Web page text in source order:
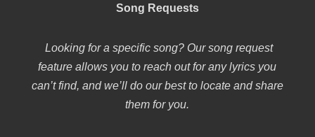
Song Requests
Looking for a specific song? Our song request
feature allows you to reach out for any lyrics you
can’t find, and we’ll do our best to locate and share
them for you.